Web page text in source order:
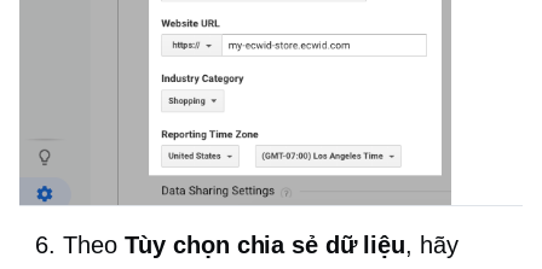
Theo Tùy chọn chia sẻ dữ liệu, hãy